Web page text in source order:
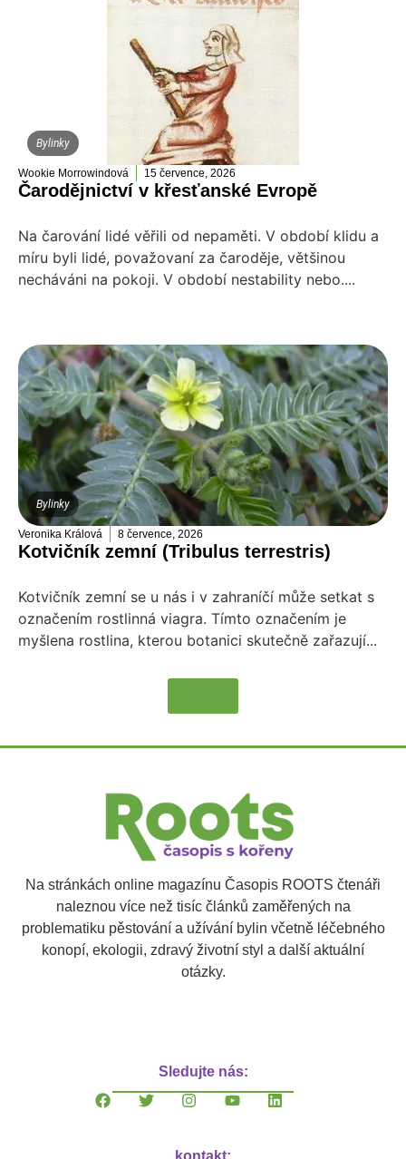
Bylinky
Wookie Morrowindová 15 července, 2026
Čarodějnictví v křesťanské Evropě
Na čarování lidé věřili od nepaměti. V období klidu a
míru byli lidé, považovaní za čaroděje, většinou
necháváni na pokoji. V období nestability nebo....
Bylinky
Veronika Králová 8 července, 2026
Kotvičník zemní (Tribulus terrestris)
Kotvičník zemní se u nás i v zahraníčí může setkat s
označením rostlinná viagra. Tímto označením je
myšlena rostlina, kterou botanici skutečně zařazují...
Na stránkách online magazínu Časopis ROOTS čtenáři
naleznou více než tisíc článků zaměřených na
problematiku pěstování a užívání bylin včetně léčebného
konopí, ekologii, zdravý životní styl a další aktuální
otázky.
Sledujte nás: